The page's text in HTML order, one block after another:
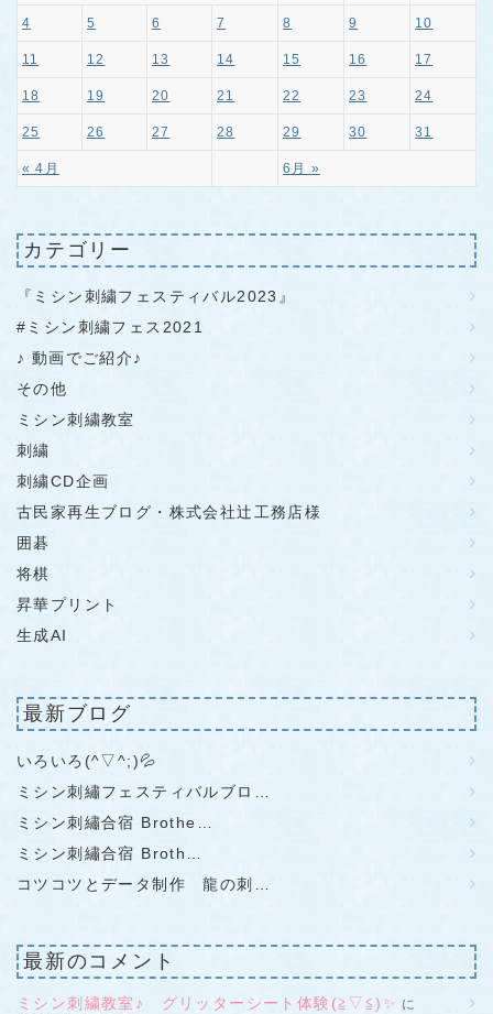
« 4月 6月 »
4 5 6 7 8 9 10
11 12 13 14 15 16 17
18 19 20 21 22 23 24
25 26 27 28 29 30 31
カテゴリー
『ミシン刺繍フェスティバル2023』
#ミシン刺繍フェス2021
♪ 動画でご紹介♪
その他
ミシン刺繍教室
刺繍
刺繍CD企画
古民家再生ブログ・株式会社辻工務店様
囲碁
将棋
昇華プリント
生成AI
最新ブログ
いろいろ(^▽^;)💦
ミシン刺繡フェスティバルブロ…
ミシン刺繡合宿 Brothe…
ミシン刺繡合宿 Broth…
コツコツとデータ制作 龍の刺…
最新のコメント
ミシン刺繍教室♪ グリッターシート体験(≧▽≦)✨ に